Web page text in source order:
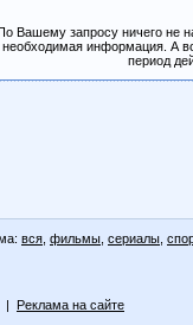
Вашему запросу ничего не
необходимая информация. А
период
вся фильмы сериалы
| Реклама на сайте